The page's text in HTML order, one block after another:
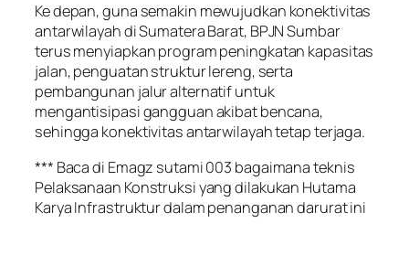
Ke depan, guna semakin mewujudkan konektivitas
antarwilayah di Sumatera Barat, BPJN Sumbar
terus menyiapkan program peningkatan kapasitas
jalan, penguatan struktur lereng, serta
pembangunan jalur alternatif untuk
mengantisipasi gangguan akibat bencana,
sehingga konektivitas antarwilayah tetap terjaga.
*** Baca di Emagz sutami 003 bagaimana teknis
Pelaksanaan Konstruksi yang dilakukan Hutama
Karya Infrastruktur dalam penanganan darurat ini